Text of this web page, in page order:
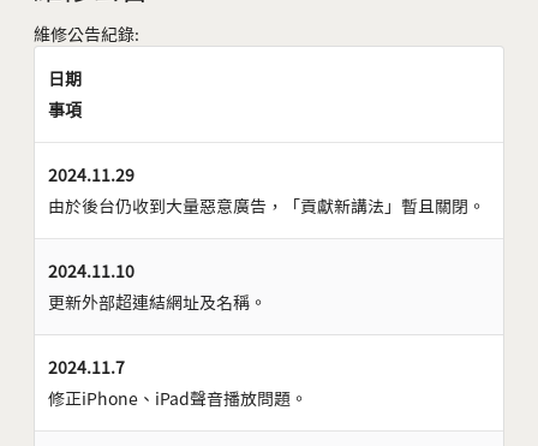
維修公告紀錄:
日期
事項
2024.11.29
由於後台仍收到大量惡意廣告，「貢獻新講法」暫且關閉。
2024.11.10
更新外部超連結網址及名稱。
2024.11.7
修正iPhone、iPad聲音播放問題。